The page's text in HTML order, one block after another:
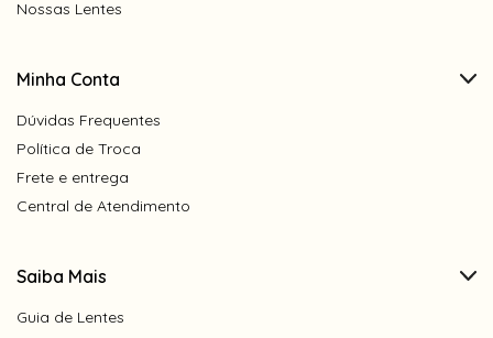
Nossas Lentes
Minha Conta
Dúvidas Frequentes
Política de Troca
Frete e entrega
Central de Atendimento
Saiba Mais
Guia de Lentes